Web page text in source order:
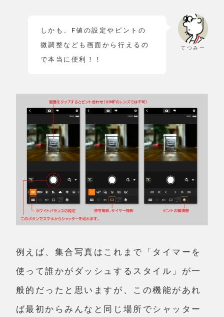
てつみー
しかも、F値の設定やピントの
微調整なども画面から行えるの
で本当に便利！！
例えば、集合写真はこれまで「タイマーを
使って誰かがダッシュするスタイル」が一
般的だったと思いますが、この機能があれ
ば最初からみんなと同じ場所でシャッター